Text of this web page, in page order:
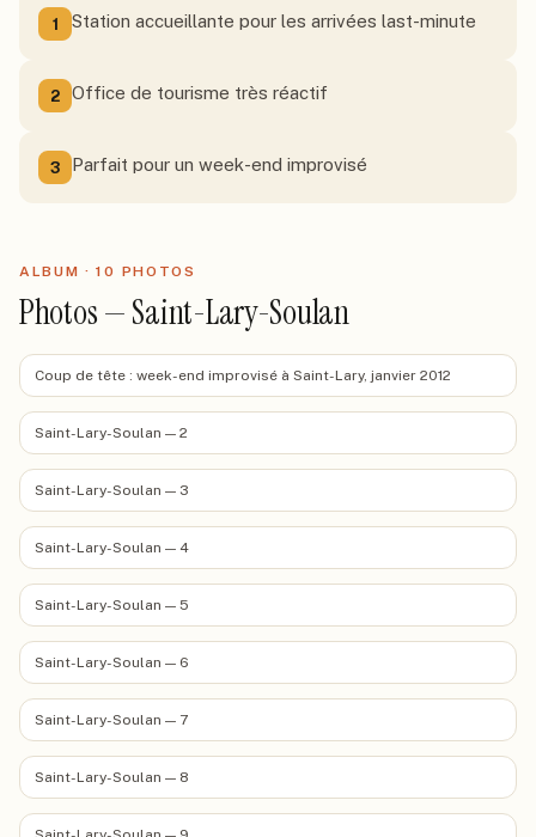
1 Station accueillante pour les arrivées last-minute
2 Office de tourisme très réactif
3 Parfait pour un week-end improvisé
ALBUM ·10 PHOTO S
Photos — Saint-Lary-Soulan
Coup de tête : week-end improvisé à Saint-Lary, janvier 2012
Saint-Lary-Soulan — 2
Saint-Lary-Soulan — 3
Saint-Lary-Soulan — 4
Saint-Lary-Soulan — 5
Saint-Lary-Soulan — 6
Saint-Lary-Soulan — 7
Saint-Lary-Soulan — 8